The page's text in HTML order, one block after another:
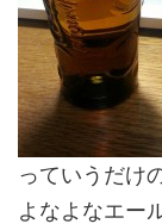
っていうだけ
よなよなエー